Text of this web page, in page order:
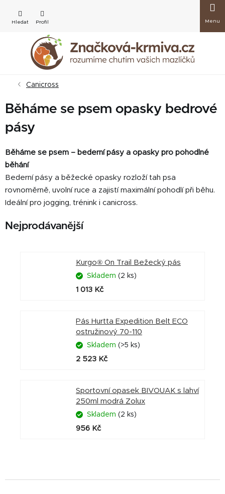
obsah
košík
Canicross
Běháme se psem opasky bedrové
pásy
Běháme se psem – bederní pásy a opasky pro pohodlné
běhání
Bederní pásy a běžecké opasky rozloží tah psa
rovnoměrně, uvolní ruce a zajistí maximální pohodlí při běhu.
Ideální pro jogging, trénink i canicross.
Nejprodávanější
Kurgo® On Trail Bežecký pás
Skladem (2 ks)
1 013 Kč
Pás Hurtta Expedition Belt ECO
ostružinový 70-110
Skladem (>5 ks)
2 523 Kč
Sportovní opasek BIVOUAK s lahví
250ml modrá Zolux
Skladem (2 ks)
956 Kč